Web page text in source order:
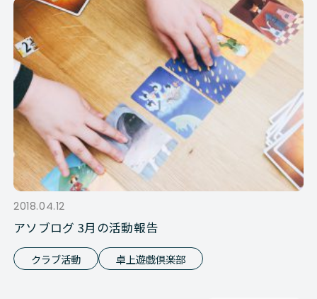
2018.04.12
アソブログ 3月の活動報告
クラブ活動 卓上遊戯倶楽部